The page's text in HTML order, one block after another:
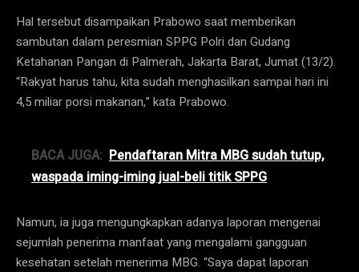
Hal tersebut disampaikan Prabowo saat memberikan
sambutan dalam peresmian SPPG Polri dan Gudang
Ketahanan Pangan di Palmerah, Jakarta Barat, Jumat (13/2).
“Rakyat harus tahu, kita sudah menghasilkan sampai hari ini
4,5 miliar porsi makanan,” kata Prabowo.
BACA JUGA: Pendaftaran Mitra MBG sudah tutup,
waspada iming-iming jual-beli titik SPPG
Namun, ia juga mengungkapkan adanya laporan mengenai
sejumlah penerima manfaat yang mengalami gangguan
kesehatan setelah menerima MBG. “Saya dapat laporan